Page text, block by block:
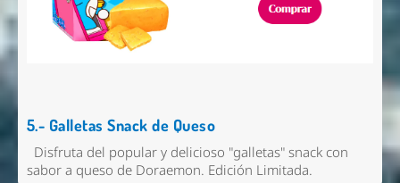
5.- Galletas Snack de Queso
Disfruta del popular y delicioso "galletas" snack con
sabor a queso de Doraemon. Edición Limitada.